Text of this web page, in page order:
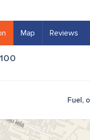
Map Reviews
Fuel,